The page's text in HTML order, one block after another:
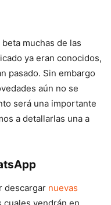
muchas de las
ya eran conocidos,
pasado. Sin embargo
aún no se
será una importante
a detallarlas una a
descargar nuevas